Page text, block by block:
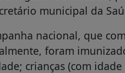
municipal da
nacional, que
foram
crianças (com